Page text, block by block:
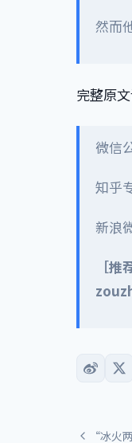
然而
完整原文
微信
知乎
新浪
［
“冰火